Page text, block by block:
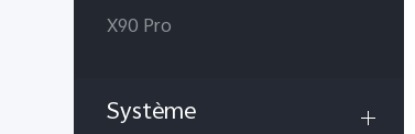
X90 Pro
Système